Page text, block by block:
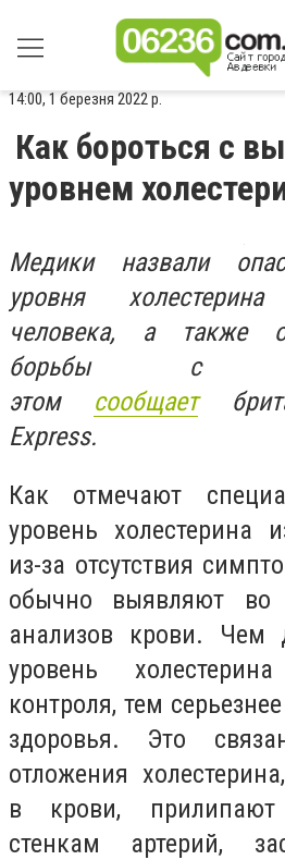
14:00, 1 березня 2022 р.
Как бороться с
уровнем
Медики назвали
уровня
человека, а также
борьбы с
этом сообщает
Express.
Как отмечают
уровень холестерина
из-за отсутствия
обычно выявляют во
анализов крови. Чем
уровень
контроля, тем
здоровья. Это
отложения
в крови,
стенкам артерий,